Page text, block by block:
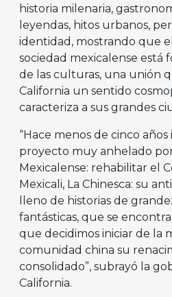
historia milenaria,
leyendas, hitos urbanos,
identidad, mostrando que
sociedad mexicalense está
de las culturas, una unión
California un sentido
caracteriza a sus grandes
“Hace menos de cinco
proyecto muy anhelado
Mexicalense: rehabilitar el
Mexicali, La Chinesca: su
lleno de historias de
fantásticas, que se
que decidimos iniciar de la
comunidad china su
consolidado”, subrayó la
California.